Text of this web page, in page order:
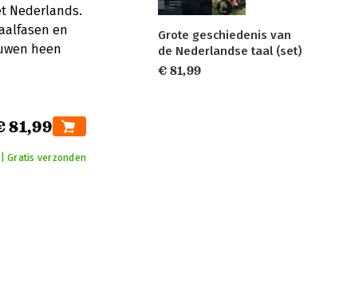
Nederlands.
en
heen
81,99
Gratis verzonden
Grote geschiedenis van
de Nederlandse taal (set)
€ 81,99